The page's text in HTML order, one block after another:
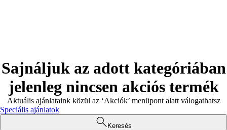
Sajnáljuk az adott kategóriában
jelenleg nincsen akciós termék
Aktuális ajánlataink közül az ‘Akciók’ menüpont alatt válogathatsz
Speciális ajánlatok
Keresés